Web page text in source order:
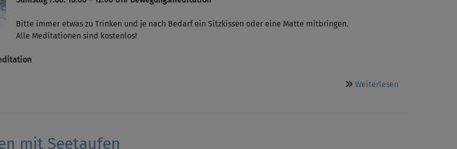
Bitte immer etwas zu Trinken und je nach Bedarf ein Sitzkissen oder eine Matte mitbringen.
Alle Meditationen sind kostenlos!
Weiterlesen
mit Seetaufen